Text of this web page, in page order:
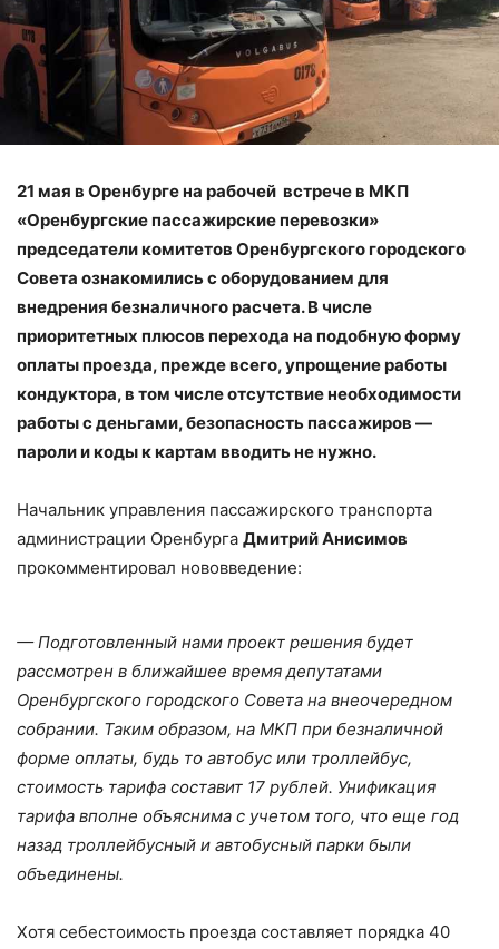
21 мая в Оренбурге на рабочей встрече в МКП
«Оренбургские пассажирские перевозки»
председатели комитетов Оренбургского городского
Совета ознакомились с оборудованием для
внедрения безналичного расчета. В числе
приоритетных плюсов перехода на подобную форму
оплаты проезда, прежде всего, упрощение работы
кондуктора, в том числе отсутствие необходимости
работы с деньгами, безопасность пассажиров —
пароли и коды к картам вводить не нужно.
Начальник управления пассажирского транспорта
администрации Оренбурга Дмитрий Анисимов
прокомментировал нововведение:
— Подготовленный нами проект решения будет
рассмотрен в ближайшее время депутатами
Оренбургского городского Совета на внеочередном
собрании. Таким образом, на МКП при безналичной
форме оплаты, будь то автобус или троллейбус,
стоимость тарифа составит 17 рублей. Унификация
тарифа вполне объяснима с учетом того, что еще год
назад троллейбусный и автобусный парки были
объединены.
Хотя себестоимость проезда составляет порядка 40